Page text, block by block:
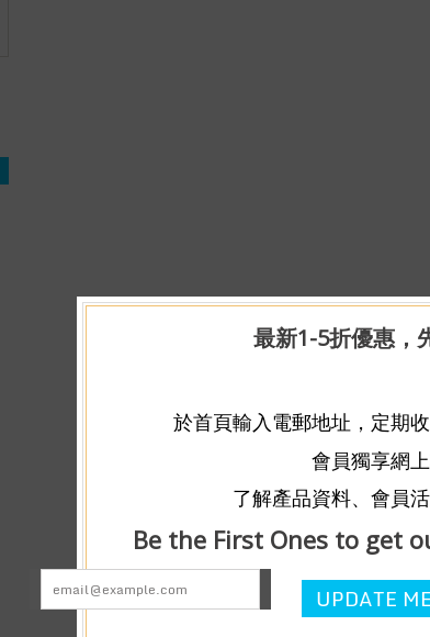
最新1-5折優惠，
於首頁輸入電郵地址，定期
會員獨享網
了解產品資料、會員
Be the First Ones to get